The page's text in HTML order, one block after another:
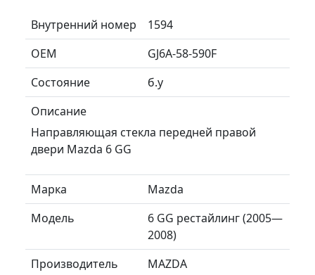
Внутренний номер
1594
ОЕМ
GJ6A-58-590F
Состояние
б.у
Описание
Направляющая стекла передней правой
двери Mazda 6 GG
Марка
Mazda
Модель
6 GG рестайлинг (2005—
2008)
Производитель
MAZDA